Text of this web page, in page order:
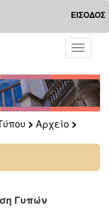
ΕΙΣΟΔΟΣ
Toggle
Αρχείο
Γυπών